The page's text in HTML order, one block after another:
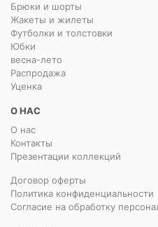
Брюки и шорты
Жакеты и жилеты
Футболки и толстовки
Юбки
весна-лето
Распродажа
Уценка
О НАС
О нас
Контакты
Презентации коллекций
Договор оферты
Политика конфиденциальности
Согласие на обработку